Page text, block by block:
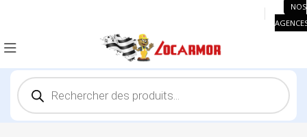
NOS
Recherche
de
produits